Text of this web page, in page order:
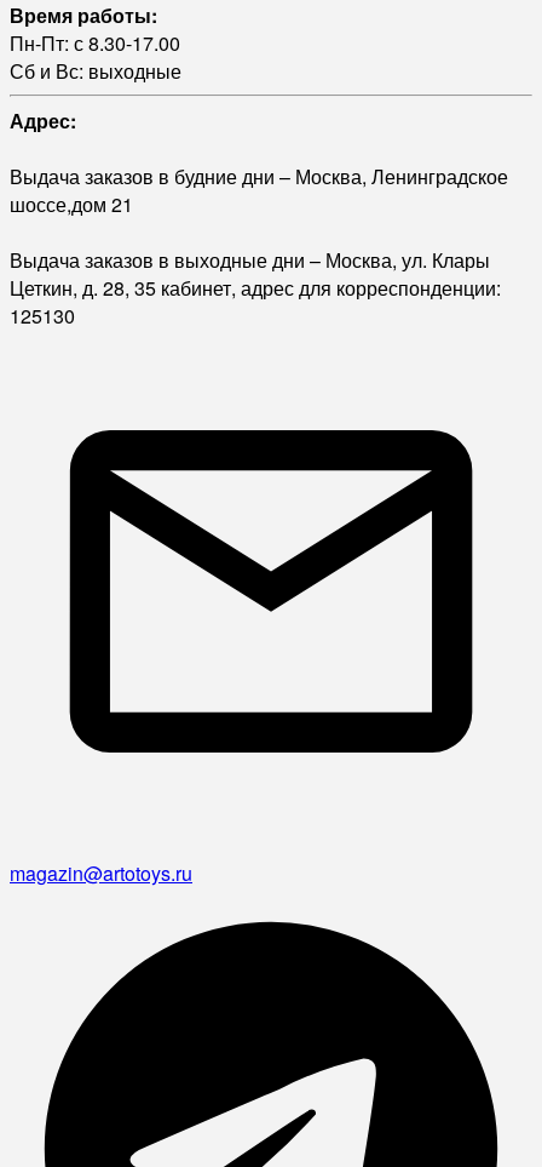
Время работы:
Пн-Пт: с 8.30-17.00
Сб и Вс: выходные
Адрес:
Выдача заказов в будние дни – Москва, Ленинградское
шоссе,дом 21
Выдача заказов в выходные дни – Москва, ул. Клары
Цеткин, д. 28, 35 кабинет, адрес для корреспонденции:
125130
magazin@artotoys.ru